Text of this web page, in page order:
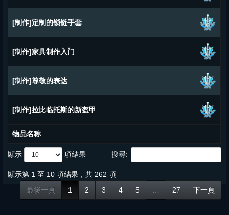
物品名称
[制作]定制的锁链手套
[制作]家具制作入门
[制作]尊敬的表达
[制作]拉比临托斯的新盔甲
顯示 項結果 搜尋:
顯示第 1 至 10 項結果，共 262 項
最後一頁
1 2 3 4 5 27 下一頁